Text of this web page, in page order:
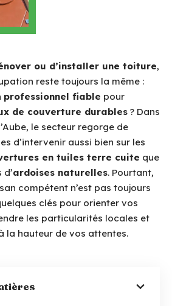
ou d’installer une toiture,
reste toujours la même :
professionnel fiable pour
de couverture durables ? Dans
le secteur regorge de
d’intervenir aussi bien sur les
en tuiles terre cuite que
ardoises naturelles. Pourtant,
compétent n’est pas toujours
clés pour orienter vos
les particularités locales et
la hauteur de vos attentes.